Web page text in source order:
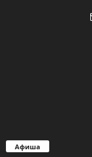
Афиша